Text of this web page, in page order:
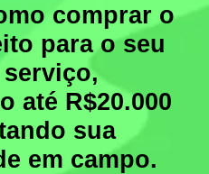
comprar o
para o seu
até R$20.000
sua
em campo.